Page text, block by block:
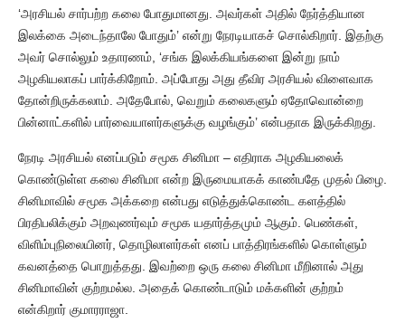
‘அரசியல் சார்பற்ற கலை போதுமானது. அவர்கள் அதில் நேர்த்தியான
இலக்கை அடைந்தாலே போதும்’ என்று நேரடியாகச் சொல்கிறார். இதற்கு
அவர் சொல்லும் உதாரணம், ‘சங்க இலக்கியங்களை இன்று நாம்
அழகியலாகப் பார்க்கிறோம். அப்போது அது தீவிர அரசியல் விளைவாக
தோன்றிருக்கலாம். அதேபோல், வெறும் கலைகளும் ஏதோவொன்றை
பின்னாட்களில் பார்வையாளர்களுக்கு வழங்கும்’ என்பதாக இருக்கிறது.
நேரடி அரசியல் எனப்படும் சமூக சினிமா – எதிராக அழகியலைக்
கொண்டுள்ள கலை சினிமா என்ற இருமையாகக் காண்பதே முதல் பிழை.
சினிமாவில் சமூக அக்கறை என்பது எடுத்துக்கொண்ட களத்தில்
பிரதிபலிக்கும் அறவுணர்வும் சமூக யதார்த்தமும் ஆகும். பெண்கள்,
விளிம்புநிலையினர், தொழிலாளர்கள் எனப் பாத்திரங்களில் கொள்ளும்
கவனத்தை பொறுத்தது. இவற்றை ஒரு கலை சினிமா மீறினால் அது
சினிமாவின் குற்றமல்ல. அதைக் கொண்டாடும் மக்களின் குற்றம்
என்கிறார் குமாரராஜா.